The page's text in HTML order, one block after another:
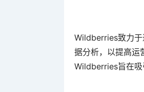
Wildberries致力于
据分析，以提高运
Wildberries旨在吸